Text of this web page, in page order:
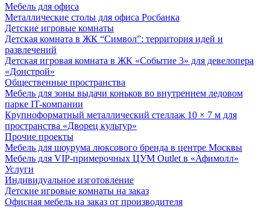
Мебель для офиса
Металлические столы для офиса Росбанка
Детские игровые комнаты
Детская комната в ЖК “Символ”: территория идей и
развлечений
Детская игровая комната в ЖК «Событие 3» для девелопера
«Донстрой»
Общественные пространства
Мебель для зоны выдачи коньков во внутреннем ледовом
парке IT-компании
Крупноформатный металлический стеллаж 10 × 7 м для
пространства «Дворец культур»
Прочие проекты
Мебель для шоурума люксового бренда в центре Москвы
Мебель для VIP-примерочных ЦУМ Outlet в «Афимолл»
Услуги
Индивидуальное изготовление
Детские игровые комнаты на заказ
Офисная мебель на заказ от производителя